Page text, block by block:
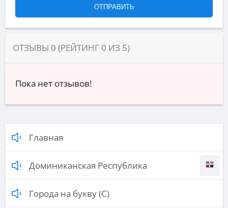
ОТЗЫВЫ 0 (РЕЙТИНГ 0 ИЗ 5)
Пока нет отзывов!
Главная
Доминиканская Республика
Города на букву (С)